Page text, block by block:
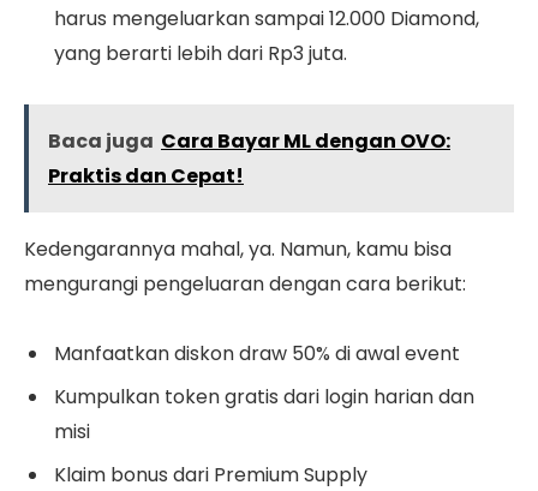
harus mengeluarkan sampai 12.000 Diamond,
yang berarti lebih dari Rp3 juta.
Baca juga Cara Bayar ML dengan OVO:
Praktis dan Cepat!
Kedengarannya mahal, ya. Namun, kamu bisa
mengurangi pengeluaran dengan cara berikut:
Manfaatkan diskon draw 50% di awal event
Kumpulkan token gratis dari login harian dan
misi
Klaim bonus dari Premium Supply